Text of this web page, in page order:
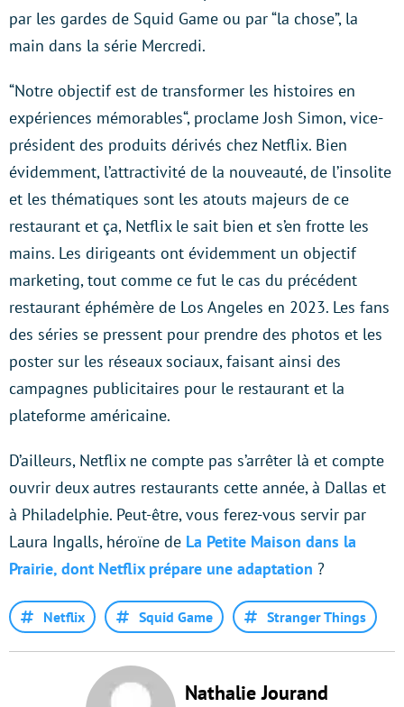
par les gardes de Squid Game ou par “la chose”, la
main dans la série Mercredi.
“Notre objectif est de transformer les histoires en
expériences mémorables“, proclame Josh Simon, vice-
président des produits dérivés chez Netflix. Bien
évidemment, l’attractivité de la nouveauté, de l’insolite
et les thématiques sont les atouts majeurs de ce
restaurant et ça, Netflix le sait bien et s’en frotte les
mains. Les dirigeants ont évidemment un objectif
marketing, tout comme ce fut le cas du précédent
restaurant éphémère de Los Angeles en 2023. Les fans
des séries se pressent pour prendre des photos et les
poster sur les réseaux sociaux, faisant ainsi des
campagnes publicitaires pour le restaurant et la
plateforme américaine.
D’ailleurs, Netflix ne compte pas s’arrêter là et compte
ouvrir deux autres restaurants cette année, à Dallas et
à Philadelphie. Peut-être, vous ferez-vous servir par
Laura Ingalls, héroïne de La Petite Maison dans la
Prairie, dont Netflix prépare une adaptation ?
Netflix Squid Game Stranger Things
Nathalie Jourand